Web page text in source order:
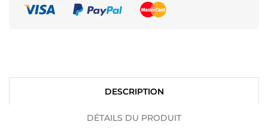
DESCRIPTION
DÉTAILS DU PRODUIT